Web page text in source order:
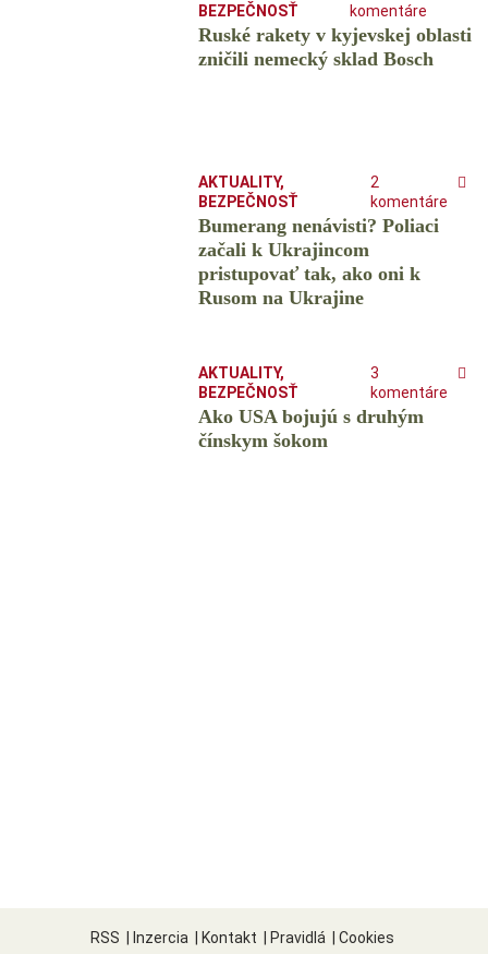
BEZPEČNOSŤ
komentáre
Ruské rakety v kyjevskej oblasti
zničili nemecký sklad Bosch
AKTUALITY,
BEZPEČNOSŤ
2
komentáre
Bumerang nenávisti? Poliaci
začali k Ukrajincom
pristupovať tak, ako oni k
Rusom na Ukrajine
AKTUALITY,
BEZPEČNOSŤ
3
komentáre
Ako USA bojujú s druhým
čínskym šokom
RSS Inzercia Kontakt Pravidlá Cookies